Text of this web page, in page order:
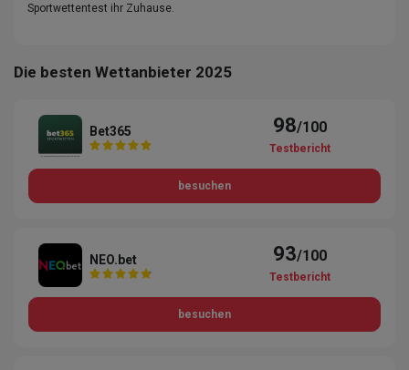
Sportwettentest ihr Zuhause.
Die besten Wettanbieter 2025
Bet365 98/100
Testbericht
besuchen
NEO.bet 93/100
Testbericht
besuchen